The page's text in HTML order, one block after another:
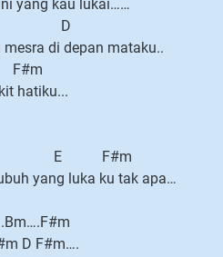
yang kau lukai……
D
mesra di depan mataku..
hatiku...
E F#m
yang luka ku tak apa…
D F#m….